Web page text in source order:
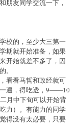
朋友同学交流一下，
校的，至少大三第一
期就开始准备，如果
开始就差不多了，因
。
看看马哲和政经就可
一遍，得吃透，9――10
月中下旬可以开始背
力）。有能力的同学
得没有太必要，只要